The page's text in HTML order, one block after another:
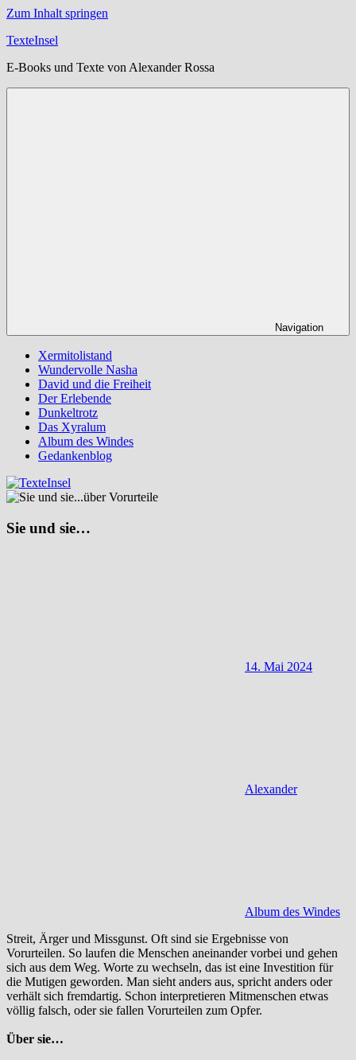
Zum Inhalt springen
TexteInsel
E-Books und Texte von Alexander Rossa
Navigation
Xermitolistand
Wundervolle Nasha
David und die Freiheit
Der Erlebende
Dunkeltrotz
Das Xyralum
Album des Windes
Gedankenblog
Sie und sie…
14. Mai 2024
Alexander
Album des Windes
Streit, Ärger und Missgunst. Oft sind sie Ergebnisse von
Vorurteilen. So laufen die Menschen aneinander vorbei und gehen
sich aus dem Weg. Worte zu wechseln, das ist eine Investition für
die Mutigen geworden. Man sieht anders aus, spricht anders oder
verhält sich fremdartig. Schon interpretieren Mitmenschen etwas
völlig falsch, oder sie fallen Vorurteilen zum Opfer.
Über sie…